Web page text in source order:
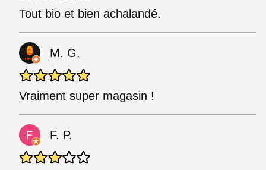
Tout bio et bien achalandé.
M. G.
Vraiment super magasin !
F. P.